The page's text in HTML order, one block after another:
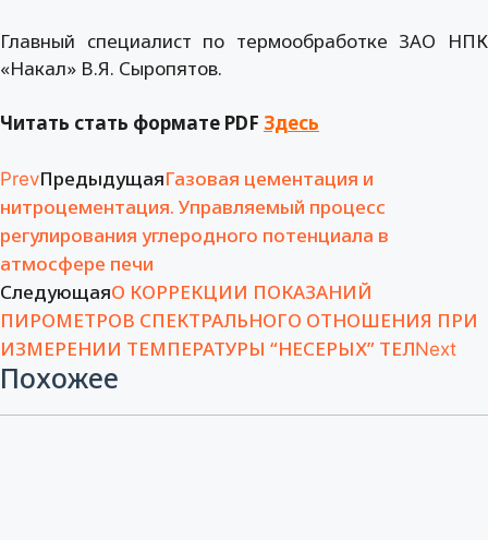
Главный специалист по термообработке ЗАО НПК
«Накал» В.Я. Сыропятов.
Читать стать формате PDF Здесь
PrevПредыдущаяГазовая цементация и
нитроцементация. Управляемый процесс
регулирования углеродного потенциала в
атмосфере печи
СледующаяО КОРРЕКЦИИ ПОКАЗАНИЙ
ПИРОМЕТРОВ СПЕКТРАЛЬНОГО ОТНОШЕНИЯ ПРИ
ИЗМЕРЕНИИ ТЕМПЕРАТУРЫ “НЕСЕРЫХ” ТЕЛNext
Похожее